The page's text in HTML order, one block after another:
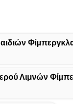
Φίμπεργκλας
Λιμνών